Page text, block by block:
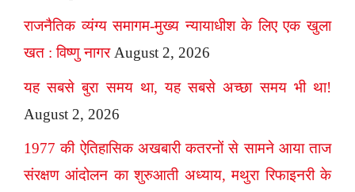
राजनैतिक व्यंग्य समागम-मुख्य न्यायाधीश के लिए एक खुला
खत : विष्णु नागर August 2, 2026
यह सबसे बुरा समय था, यह सबसे अच्छा समय भी था!
August 2, 2026
1977 की ऐतिहासिक अखबारी कतरनों से सामने आया ताज
संरक्षण आंदोलन का शुरुआती अध्याय, मथुरा रिफाइनरी के